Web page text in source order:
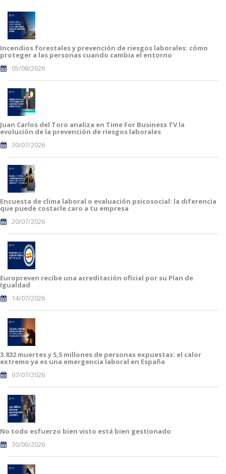
Incendios forestales y prevención de riesgos laborales: cómo
proteger a las personas cuando cambia el entorno
05/08/2026
Juan Carlos del Toro analiza en Time For Business TV la
evolución de la prevención de riesgos laborales
30/07/2026
Encuesta de clima laboral o evaluación psicosocial: la diferencia
que puede costarle caro a tu empresa
20/07/2026
Europreven recibe una acreditación oficial por su Plan de
Igualdad
14/07/2026
3.832 muertes y 5,5 millones de personas expuestas: el calor
extremo ya es una emergencia laboral en España
07/07/2026
No todo esfuerzo bien visto está bien gestionado
30/06/2026